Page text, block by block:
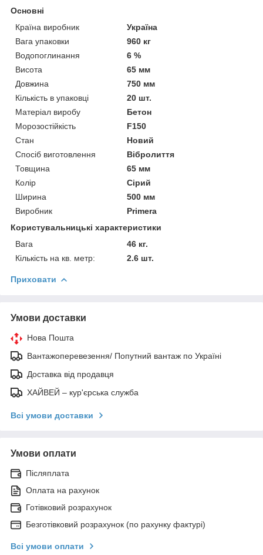
Основні
Країна виробник
Україна
Вага упаковки
960 кг
Водопоглинання
6 %
Висота
65 мм
Довжина
750 мм
Кількість в упаковці
20 шт.
Матеріал виробу
Бетон
Морозостійкість
F150
Стан
Новий
Спосіб виготовлення
Вібролиття
Товщина
65 мм
Колір
Сірий
Ширина
500 мм
Виробник
Primera
Користувальницькі характеристики
Вага
46 кг.
Кількість на кв. метр:
2.6 шт.
Приховати
Умови доставки
Нова Пошта
Вантажоперевезення/ Попутний вантаж по Україні
Доставка від продавця
ХАЙВЕЙ – кур'єрська служба
Всі умови доставки
Умови оплати
Післяплата
Оплата на рахунок
Готівковий розрахунок
Безготівковий розрахунок (по рахунку фактурі)
Всі умови оплати